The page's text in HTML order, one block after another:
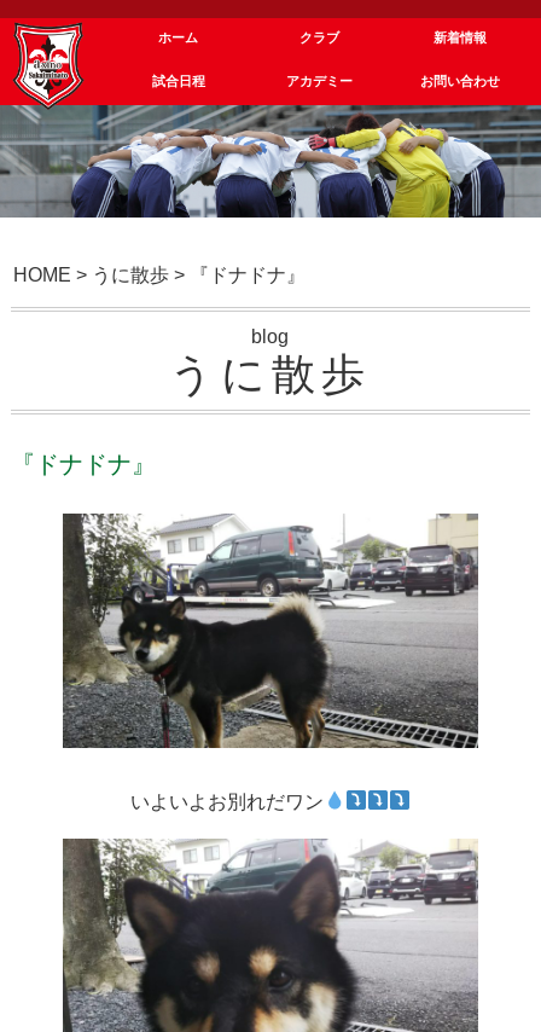
ホーム クラブ 新着情報
試合日程 アカデミー お問い合わせ
HOME > うに散歩 > 『ドナドナ』
blog
うに散歩
『ドナドナ』
いよいよお別れだワン